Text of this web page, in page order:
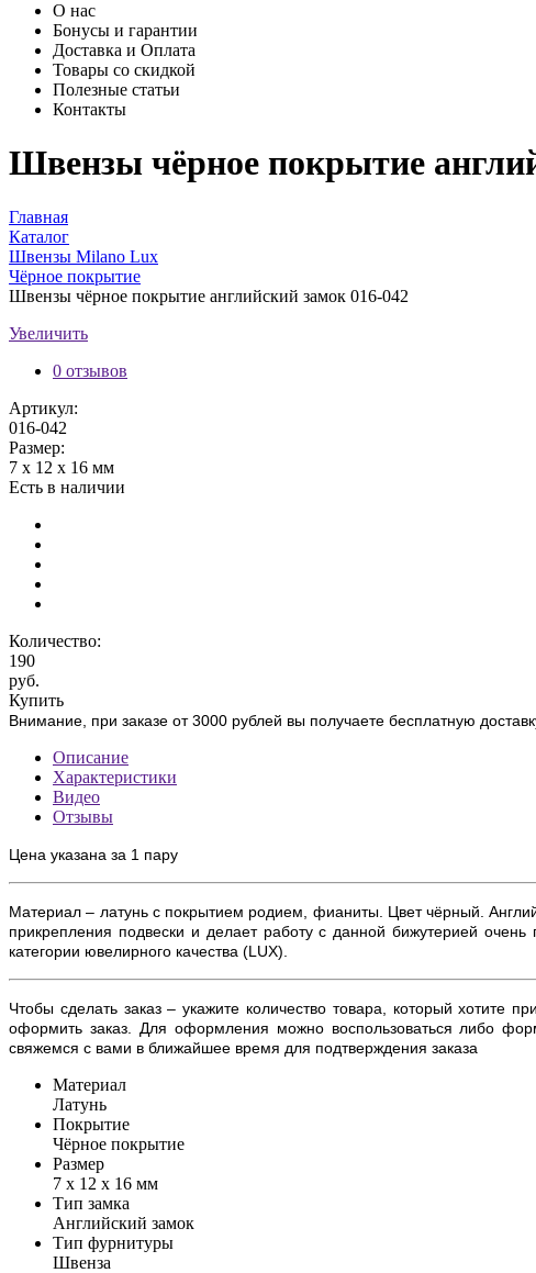
О нас
Бонусы и гарантии
Доставка и Оплата
Товары со скидкой
Полезные статьи
Контакты
Швензы чёрное покрытие
Главная
Каталог
Швензы Milano Lux
Чёрное покрытие
Швензы чёрное покрытие английский замок 016-042
Увеличить
0 отзывов
Артикул:
016-042
Размер:
7 х 12 х 16 мм
Есть в наличии
Количество:
190
руб.
Купить
Внимание, при заказе от 3000 рублей вы получаете бесплатную
Описание
Характеристики
Видео
Отзывы
Цена указана за 1 пару
Материал – латунь с покрытием родием, фианиты. Цвет чёрный.
прикрепления подвески и делает работу с данной бижутерией
категории ювелирного качества (LUX)
Чтобы сделать заказ – укажите количество товара, который хотите
оформить заказ. Для оформления можно воспользоваться либо
свяжемся с вами в ближайшее время для подтверждения заказа
Материал
Латунь
Покрытие
Чёрное покрытие
Размер
7 х 12 х 16 мм
Тип замка
Английский замок
Тип фурнитуры
Швенза